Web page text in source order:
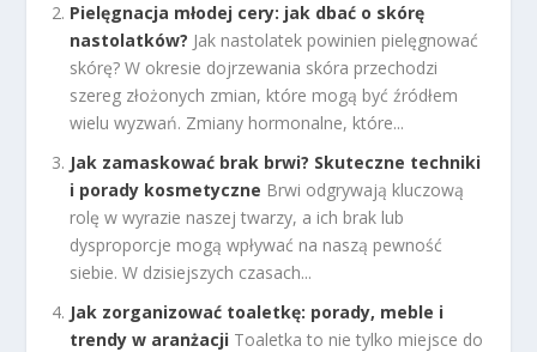
Pielęgnacja młodej cery: jak dbać o skórę
nastolatków? Jak nastolatek powinien pielęgnować
skórę? W okresie dojrzewania skóra przechodzi
szereg złożonych zmian, które mogą być źródłem
wielu wyzwań. Zmiany hormonalne, które...
Jak zamaskować brak brwi? Skuteczne techniki
i porady kosmetyczne Brwi odgrywają kluczową
rolę w wyrazie naszej twarzy, a ich brak lub
dysproporcje mogą wpływać na naszą pewność
siebie. W dzisiejszych czasach...
Jak zorganizować toaletkę: porady, meble i
trendy w aranżacji Toaletka to nie tylko miejsce do